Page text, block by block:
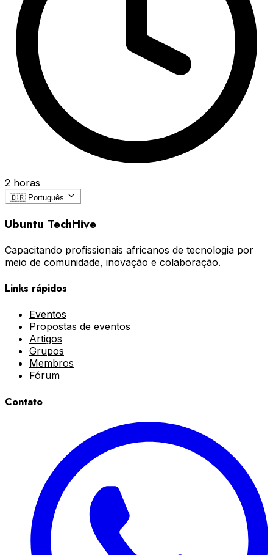
2 horas
🇧🇷 Português
Ubuntu TechHive
Capacitando profissionais africanos de tecnologia por
meio de comunidade, inovação e colaboração.
Links rápidos
Eventos
Propostas de eventos
Artigos
Grupos
Membros
Fórum
Contato